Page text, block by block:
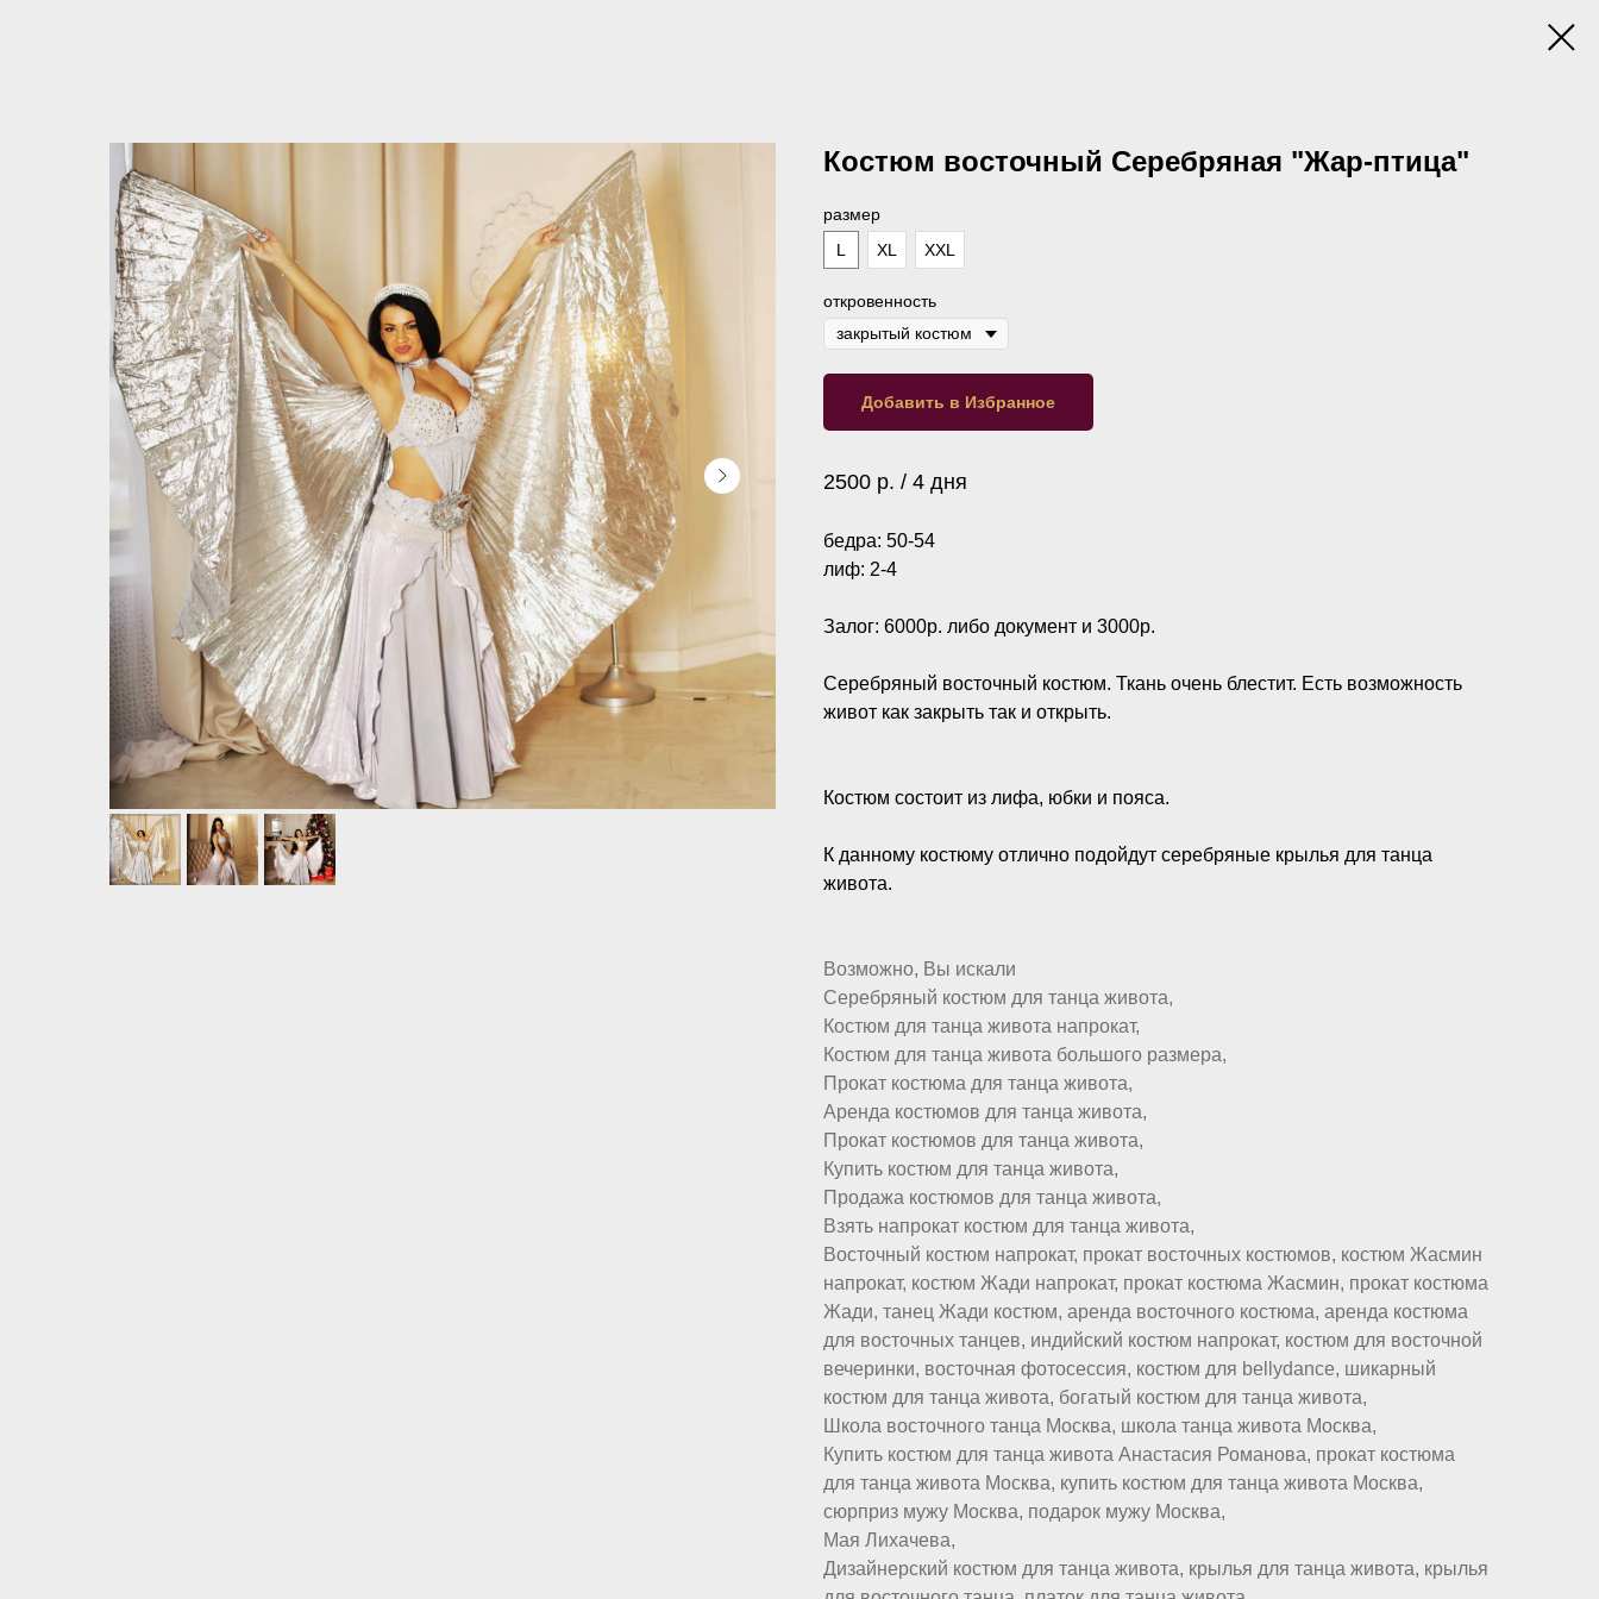
Костюм восточный Серебряная "Жар-птица"
размер
L
XL XXL
откровенность
Добавить в Избранное
2500 р. / 4 дня
бедра: 50-54
лиф: 2-4
Залог: 6000р. либо документ и 3000р.
Серебряный восточный костюм. Ткань очень блестит. Есть возможность
живот как закрыть так и открыть.
Костюм состоит из лифа, юбки и пояса.
К данному костюму отлично подойдут серебряные крылья для танца
живота.
Возможно, Вы искали
Серебряный костюм для танца живота,
Костюм для танца живота напрокат,
Костюм для танца живота большого размера,
Прокат костюма для танца живота,
Аренда костюмов для танца живота,
Прокат костюмов для танца живота,
Купить костюм для танца живота,
Продажа костюмов для танца живота,
Взять напрокат костюм для танца живота,
Восточный костюм напрокат, прокат восточных костюмов, костюм Жасмин
напрокат, костюм Жади напрокат, прокат костюма Жасмин, прокат костюма
Жади, танец Жади костюм, аренда восточного костюма, аренда костюма
для восточных танцев, индийский костюм напрокат, костюм для восточной
вечеринки, восточная фотосессия, костюм для bellydance, шикарный
костюм для танца живота, богатый костюм для танца живота,
Школа восточного танца Москва, школа танца живота Москва,
Купить костюм для танца живота Анастасия Романова, прокат костюма
для танца живота Москва, купить костюм для танца живота Москва,
сюрприз мужу Москва, подарок мужу Москва,
Мая Лихачева,
Дизайнерский костюм для танца живота, крылья для танца живота, крылья